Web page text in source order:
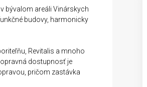
bývalom areáli Vinárskych
budovy, harmonicky
Revitalis a mnoho
dostupnosť je
pričom zastávka